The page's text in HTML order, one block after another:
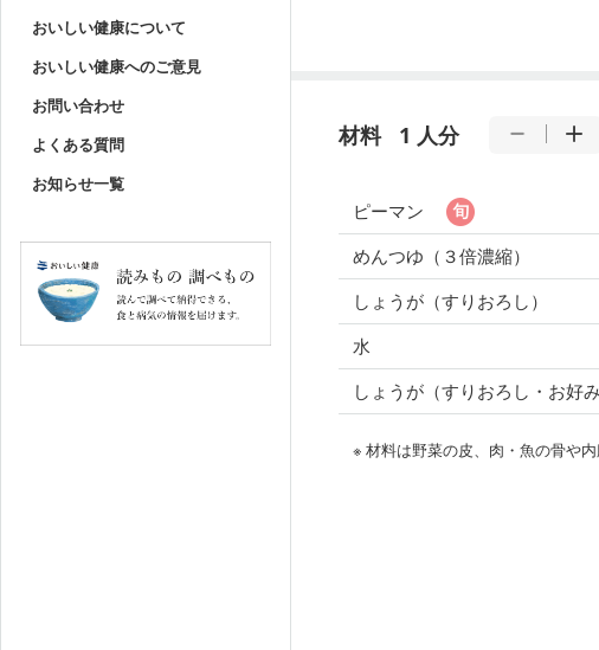
おいしい健康について
おいしい健康へのご意見
お問い合わせ
よくある質問
お知らせ一覧
材料 1 人分
ピーマン
めんつゆ（３倍濃縮）
しょうが（すりおろし）
水
しょうが（すりおろし・お好
※ 材料は野菜の皮、肉・魚の骨や